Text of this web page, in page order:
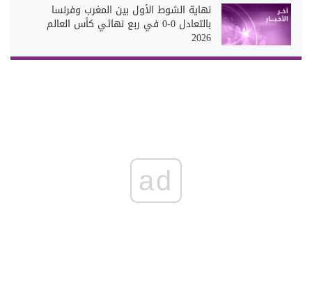
نهاية الشوط الأول بين المغرب وفرنسا
بالتعادل 0-0 في ربع نهائي كأس العالم
2026
ad